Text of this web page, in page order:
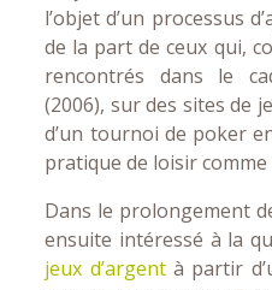
l’objet d’un processus
de la part de ceux qui,
rencontrés dans le
(2006), sur des sites de
d’un tournoi de poker
pratique de loisir comme
Dans le prolongement
ensuite intéressé à la
jeux d’argentà partir